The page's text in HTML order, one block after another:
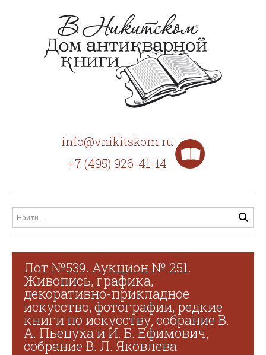
info@vnikitskom.ru
+7 (495) 926-41-14
Лот №539. Аукцион № 251.
Живопись, графика,
декоративно-прикладное
искусство, фотографии, редкие
книги по искусству, собрание В.
А. Пьецуха и И. Б. Ефимович,
собрание В. Л. Яковлева